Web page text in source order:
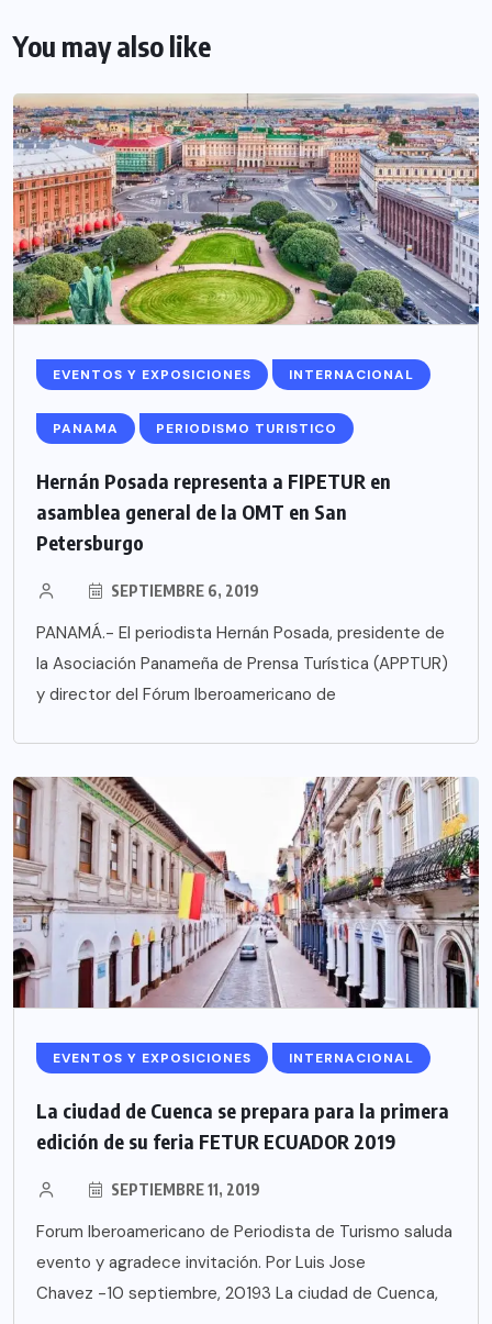
You may also like
EVENTOS Y EXPOSICIONES INTERNACIONAL
PANAMA PERIODISMO TURISTICO
Hernán Posada representa a FIPETUR en
asamblea general de la OMT en San
Petersburgo
SEPTIEMBRE 6, 2019
PANAMÁ.- El periodista Hernán Posada, presidente de
la Asociación Panameña de Prensa Turística (APPTUR)
y director del Fórum Iberoamericano de
EVENTOS Y EXPOSICIONES INTERNACIONAL
La ciudad de Cuenca se prepara para la primera
edición de su feria FETUR ECUADOR 2019
SEPTIEMBRE 11, 2019
Forum Iberoamericano de Periodista de Turismo saluda
evento y agradece invitación. Por Luis Jose
Chavez -10 septiembre, 20193 La ciudad de Cuenca,